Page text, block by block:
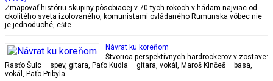
Zmapovať históriu skupiny pôsobiacej v 70-tych rokoch v hádam najviac od
okolitého sveta izolovaného, komunistami ovládaného Rumunska vôbec nie
je jednoduché, ešte …
Návrat ku koreňom
Štvorica perspektívnych hardrockerov v zostave:
Rasťo Šulc – spev, gitara, Paťo Kudla – gitara, vokál, Maroš Kinčeš – basa,
vokál, Paťo Pribyla …